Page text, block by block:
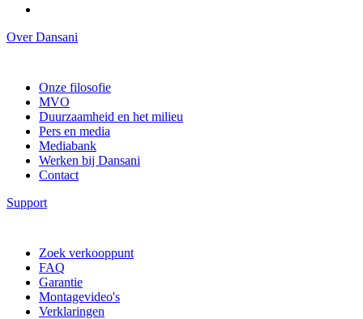
Over Dansani
Onze filosofie
MVO
Duurzaamheid en het milieu
Pers en media
Mediabank
Werken bij Dansani
Contact
Support
Zoek verkooppunt
FAQ
Garantie
Montagevideo's
Verklaringen